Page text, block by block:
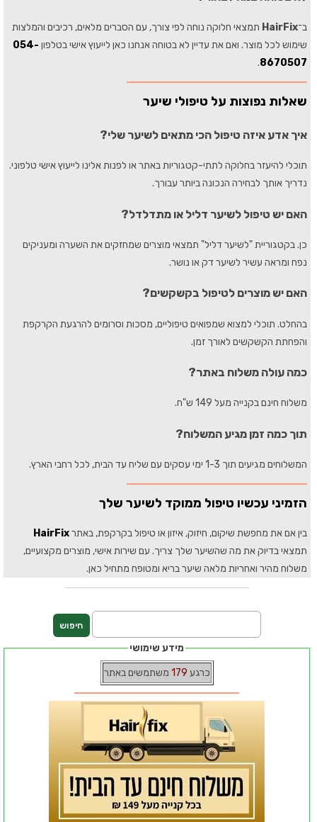
ב־HairFix תמצאי חלוקה נוחה לפי צורך, עם הסברים מלאים, רכיבים והמלצות
שימוש לכל מוצר. ואם את עדיין לא בטוחה אנחנו כאן לייעוץ אישי בטלפון 054-
8670507
.
שאלות נפוצות על טיפולי שיער
איך אדע איזה טיפול הכי מתאים לשיער שלי?
תוכלי להיעזר בחלוקה לתתי-קטגוריות באתר או לפנות אלינו לייעוץ אישי טלפוני.
נדריך אותך לבחירה הנכונה ביותר עבורך.
האם יש טיפול לשיער דליל או מתדלדל?
כן. בקטגוריית "לשיער דליל" תמצאי מוצרים שמחזקים את השערה ומעניקים
נפח ומראה עשיר לשיער דק או נושר.
האם יש מוצרים לטיפול בקשקשים?
בהחלט. תוכלי למצוא שמפואים טיפוליים, מסכות וסרומים להרגעת הקרקפת
והפחתת הקשקשים לאורך זמן.
כמה עולה משלוח באתר?
משלוח חינם בקנייה מעל 149 ש"ח.
תוך כמה זמן מגיע המשלוח?
המשלוחים מגיעים תוך 1-3 ימי עסקים עם שליח עד הבית, לכל רחבי הארץ.
הזמיני עכשיו טיפול ממוקד לשיער שלך
בין אם את מחפשת שיקום, חיזוק, איזון או טיפול בקרקפת, באתרHairFix
תמצאי בדיוק את מה שהשיער שלך צריך. עם שירות אישי, מוצרים מקצועיים,
משלוח מהיר ואחריות מלאה שיער בריא ומטופח מתחיל כאן.
מידע שימושי
כרגע 179 משתמשים באתר